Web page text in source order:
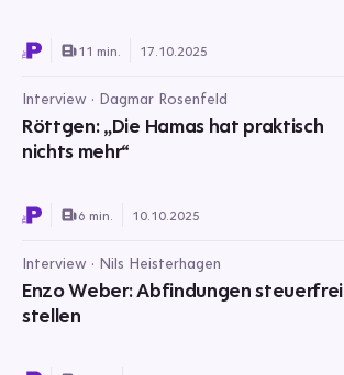
11 min. 17.10.2025
Interview · Dagmar Rosenfeld
Röttgen: „Die Hamas hat praktisch
nichts mehr“
6 min. 10.10.2025
Interview · Nils Heisterhagen
Enzo Weber: Abfindungen steuerfrei
stellen